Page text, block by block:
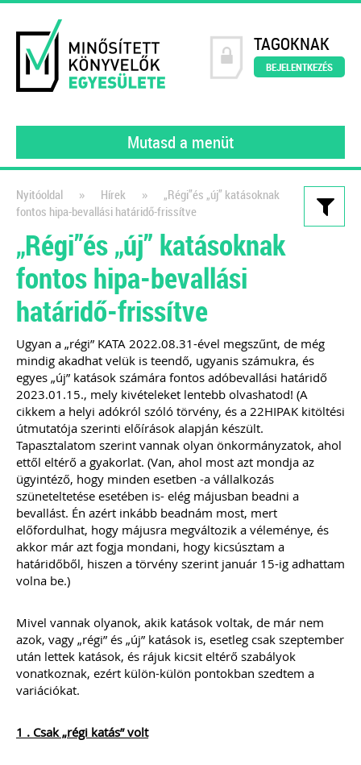
TAGOKNAK
BEJELENTKEZÉS
Mutasd a menüt
Kiadványaink
111 könyvelői kérdés, 111
szakértői válasz III.
gyakorló könyvelőknek
2022
111 gyakorlatban felmerült könyvelői
kérdés, egyértelmű válasszal. Célunk
nem a jogszabályok bemásolása,
hanem a valódi segítségnyújtás: a
konkrét kérdésekre határozott válasz
leírása – természetesen ez sok esetben
már tartalmaz jogszabályi hivatkozást
is... Ingyenesen letölthető
tartalomjegyzékkel mutatunk
betekintést az érintett témakörökbe…
Kiadványunk online (pdf) formában
érhető el.
TAGJAINK INGYENESEN LETÖLTHETIK -
A letöltések menüpont alatt!
Tagoknak: ingyenesen
letölthető
MEGRENDELEM
Nyitóoldal » Hírek »
„Régi”és „új” katásoknak
fontos hipa-bevallási határidő-frissítve
„Régi”és „új” katásoknak
fontos hipa-bevallási
határidő-frissítve
Ugyan a „régi” KATA 2022.08.31-ével megszűnt, de még
mindig akadhat velük is teendő, ugyanis számukra, és
egyes „új” katások számára fontos adóbevallási határidő
2023.01.15., mely kivételeket lentebb olvashatod! (A
cikkem a helyi adókról szóló törvény, és a 22HIPAK kitöltési
útmutatója szerinti előírások alapján készült.
Tapasztalatom szerint vannak olyan önkormányzatok, ahol
ettől eltérő a gyakorlat. (Van, ahol most azt mondja az
ügyintéző, hogy minden esetben -a vállalkozás
szüneteltetése esetében is- elég májusban beadni a
bevallást. Én azért inkább beadnám most, mert
előfordulhat, hogy májusra megváltozik a véleménye, és
akkor már azt fogja mondani, hogy kicsúsztam a
határidőből, hiszen a törvény szerint január 15-ig adhattam
volna be.)
Mivel vannak olyanok, akik katások voltak, de már nem
azok, vagy „régi” és „új” katások is, esetleg csak szeptember
után lettek katások, és rájuk kicsit eltérő szabályok
vonatkoznak, ezért külön-külön pontokban szedtem a
variációkat.
1 . Csak „régi katás” volt